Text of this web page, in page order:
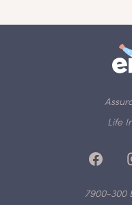
Life
7900-300